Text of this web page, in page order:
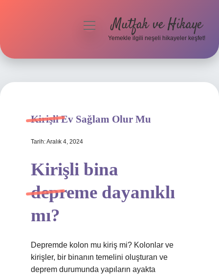
Hakkımızda
menüyüMutfak ve Hikaye
Yemekle ilgili neşeli hikayeler keşfet!
Kirişli Ev Sağlam Olur Mu
Tarih: Aralık 4, 2024
Kirişli bina
depreme dayanıklı
mı?
Depremde kolon mu kiriş mi? Kolonlar ve
kirişler, bir binanın temelini oluşturan ve
deprem durumunda yapıların ayakta